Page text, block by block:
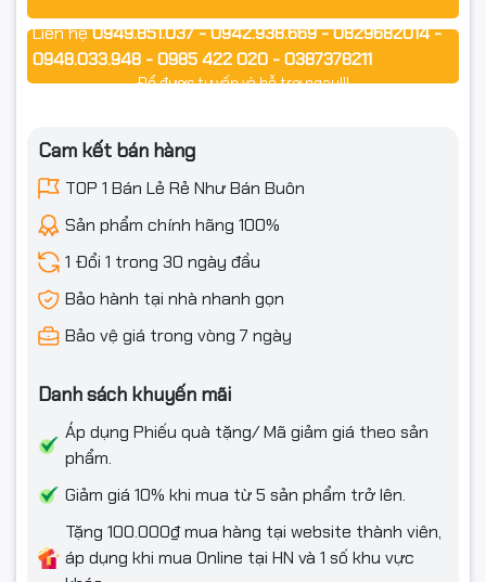
Liên hệ0949.851.037 - 0942.938.669 - 0829682014 -
0948.033.948 - 0985 422 020 - 0387378211
Để được tư vấn và hỗ trợ ngay!!!
Cam kết bán hàng
TOP 1 Bán Lẻ Rẻ Như Bán Buôn
Sản phẩm chính hãng 100%
1 Đổi 1 trong 30 ngày đầu
Bảo hành tại nhà nhanh gọn
Bảo vệ giá trong vòng 7 ngày
Danh sách khuyến mãi
Áp dụng Phiếu quà tặng/ Mã giảm giá theo sản
phẩm.
Giảm giá 10% khi mua từ 5 sản phẩm trở lên.
Tặng 100.000₫ mua hàng tại website thành viên,
áp dụng khi mua Online tại HN và 1 số khu vực
✔ Đã nạp nhiều lần nhưng chất lượng bản in kém
Hàng Premium chính hiệu – Full VAT
Mới 100%, nguồn gốc rõ ràng
⭐ ĐIỀU KIỆN ĐỔI / HOÀN HÀNG
- Bắt buộc quay video mở gói từ lúc còn nguyên băng
keo/thùng đến khi thấy sản phẩm bên trong (làm căn cứ
nếu: móp méo, vỡ, giao nhầm, thiếu hàng).
thuật được shop xác nhận.